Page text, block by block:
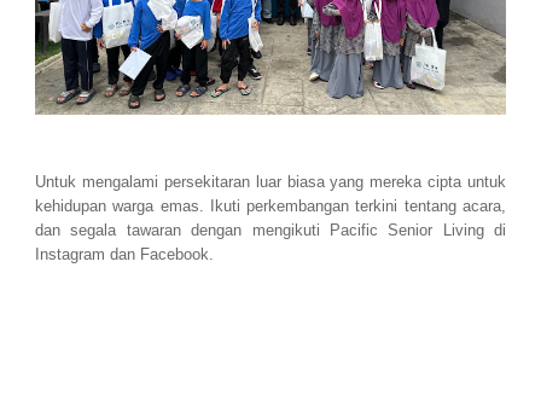
Untuk mengalami persekitaran luar biasa yang mereka cipta untuk
kehidupan warga emas. Ikuti perkembangan terkini tentang acara,
dan segala tawaran dengan mengikuti Pacific Senior Living di
Instagram dan Facebook.